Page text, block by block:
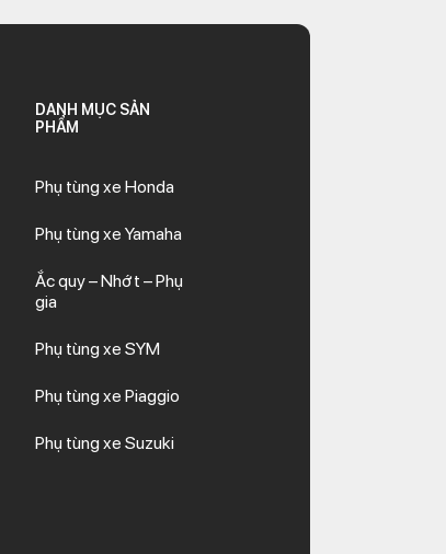
DANH MỤC SẢN
PHẨM
Phụ tùng xe Honda
Phụ tùng xe Yamaha
Ắc quy – Nhớt – Phụ
gia
Phụ tùng xe SYM
Phụ tùng xe Piaggio
Phụ tùng xe Suzuki